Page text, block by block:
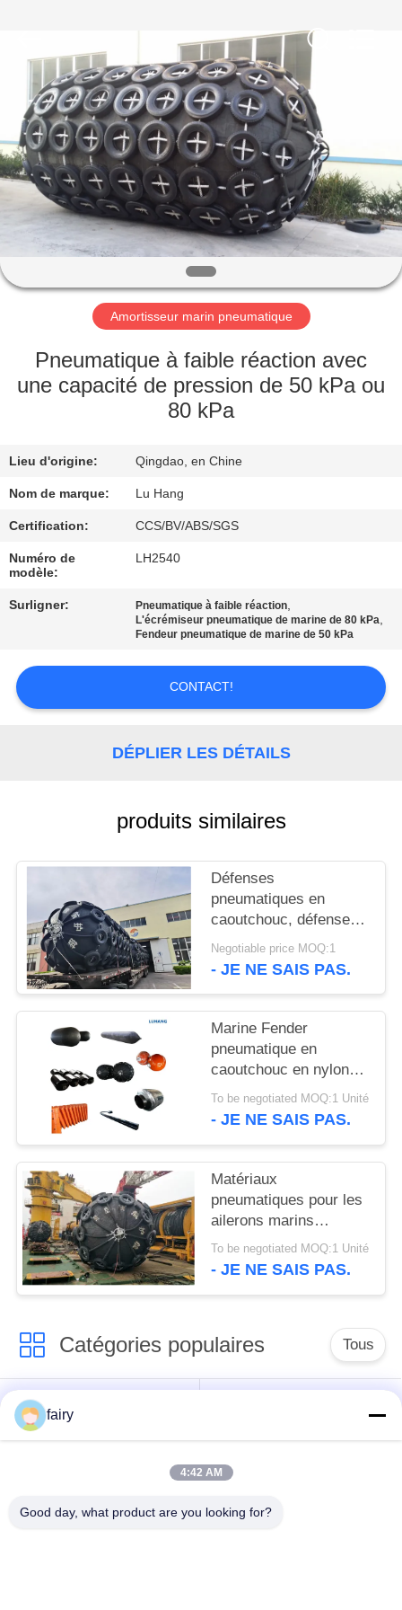
LA
MAISON
PRODUITS
À
PROPOS
NOUS
L'USINE
CONTRÔLE
DE
QUALITÉ
NOUS
CONTACTER
DEMANDEZ
DU
SITE
PRIVACY
POLICY
Reserved.
Amortisseur marin pneumatique
Pneumatique à faible réaction avec
une capacité de pression de 50 kPa ou
80 kPa
Lieu d'origine: Qingdao, en Chine
Nom de marque: Lu Hang
Certification: CCS/BV/ABS/SGS
Numéro de
modèle:
LH2540
Surligner: Pneumatique à faible réaction,
L'écrémiseur pneumatique de marine de 80 kPa,
Fendeur pneumatique de marine de 50 kPa
CONTACT!
DÉPLIER LES DÉTAILS
produits similaires
Défenses
pneumatiques en
caoutchouc, défenses
marines, protection par
coussin d'air pour
Negotiable price MOQ:1
- JE NE SAIS PAS.
Marine Fender
pneumatique en
caoutchouc en nylon
de amarrage à quai de
flottement
To be negotiated MOQ:1 Unité
- JE NE SAIS PAS.
Matériaux
pneumatiques pour les
ailerons marins
Excellentes
performances
To be negotiated MOQ:1 Unité
- JE NE SAIS PAS.
Catégories populaires Tous
Amortisseur marin
pneumatique
Yokohama
caoutchouc
airbag en caoutchouc
fairy
4:42 AM
Good day, what product are you looking for?